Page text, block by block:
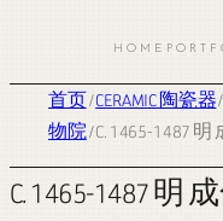
HOME
首页/CERAMIC 陶瓷器/
物院/ C. 1465-1487
C. 1465-1487